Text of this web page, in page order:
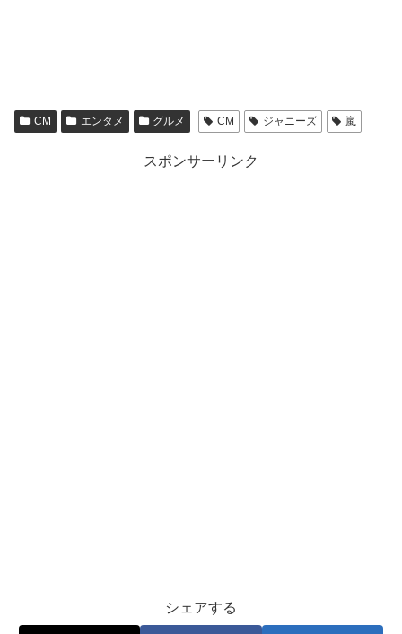
CM エンタメ グルメ CM ジャニーズ 嵐
スポンサーリンク
シェアする